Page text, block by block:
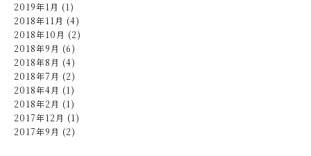
2019年1月 (1)
2018年11月 (4)
2018年10月 (2)
2018年9月 (6)
2018年8月 (4)
2018年7月 (2)
2018年4月 (1)
2018年2月 (1)
2017年12月 (1)
2017年9月 (2)